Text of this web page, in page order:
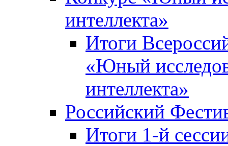
интеллекта»
Итоги
«Юный
интеллекта»
Российский
Итоги 1-й